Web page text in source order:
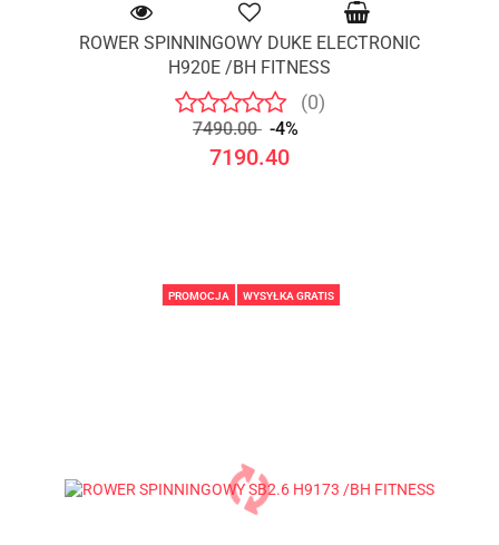
ROWER SPINNINGOWY DUKE ELECTRONIC
H920E /BH FITNESS
(0)
7490.00 -4%
7190.40
PROMOCJA WYSYŁKA GRATIS